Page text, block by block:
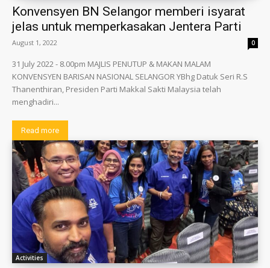
Konvensyen BN Selangor memberi isyarat
jelas untuk memperkasakan Jentera Parti
August 1, 2022 0
31 July 2022 - 8.00pm MAJLIS PENUTUP & MAKAN MALAM
KONVENSYEN BARISAN NASIONAL SELANGOR YBhg Datuk Seri R.S
Thanenthiran, Presiden Parti Makkal Sakti Malaysia telah
menghadiri...
Read more
Activities